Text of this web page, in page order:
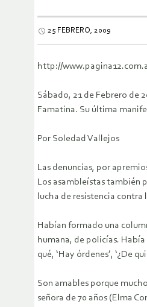
25 FEBRERO, 2009
http://
Sábado, 21 de Febrero de
Famatina. Su última
Por Soledad Vallejos
Las denuncias, por
Los asambleístas también
lucha de resistencia
Habían formado una
humana, de policías.
qué, ‘Hay órdenes’, ‘¿De
Son amables porque
señora de 70 años (Elma